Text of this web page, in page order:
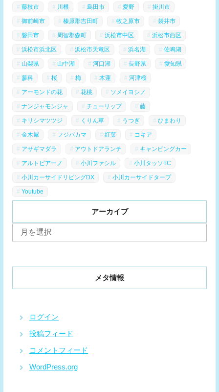
藤枝市 川根 島田市 愛野 掛川市
御前崎市 榛原郡吉田町 牧之原市 袋井市
磐田市 周智郡森町 浜松市中区 浜松市西区
浜松市浜北区 浜松市天竜区 浜名湖 佐鳴湖
山梨県 山中湖 河口湖 長野県 愛知県
蓼科 桜 梅 木蓮 河津桜
アーモンドの花 花桃 ソメイヨシノ
ナンジャモンジャ チューリップ 藤
キリシマツツジ くりん草 うつぎ ひまわり
金木犀 フジバカマ 紅葉 コキア
アサギマダラ アウトドアランチ キャンピングカー
アルトピアーノ 小川ファシル 小川タッソTC
小川カーサイドリビングDX 小川カーサイドタープ
Youtube
アーカイブ
ー
メタ情報
ログイン
投稿フィード
コメントフィード
WordPress.org